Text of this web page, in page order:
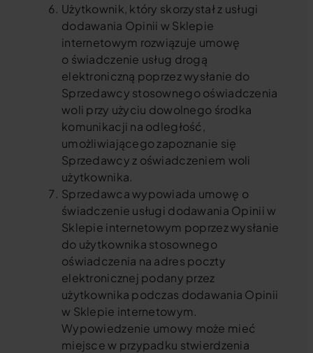
Użytkownik, który skorzystał z usługi
dodawania Opinii w Sklepie
internetowym rozwiązuje umowę
o świadczenie usług drogą
elektroniczną poprzez wysłanie do
Sprzedawcy stosownego oświadczenia
woli przy użyciu dowolnego środka
komunikacji na odległość,
umożliwiającego zapoznanie się
Sprzedawcy z oświadczeniem woli
użytkownika.
Sprzedawca wypowiada umowę o
świadczenie usługi dodawania Opinii w
Sklepie internetowym poprzez wysłanie
do użytkownika stosownego
oświadczenia na adres poczty
elektronicznej podany przez
użytkownika podczas dodawania Opinii
w Sklepie internetowym.
Wypowiedzenie umowy może mieć
miejsce w przypadku stwierdzenia